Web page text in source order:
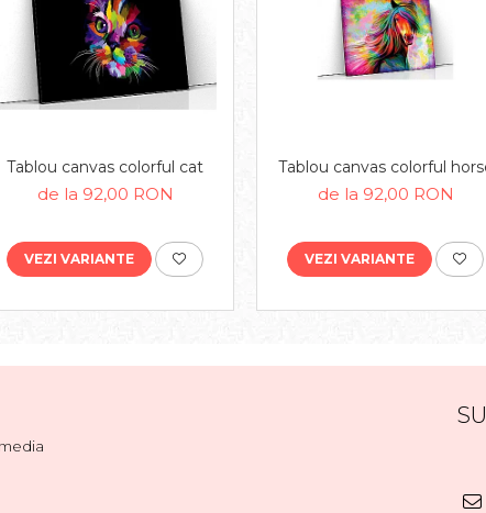
Tablou canvas colorful cat
de la 92,00 RON
VEZI VARIANTE
Tablou canvas colorful
de la 92,00 RON
VEZI VARIANTE